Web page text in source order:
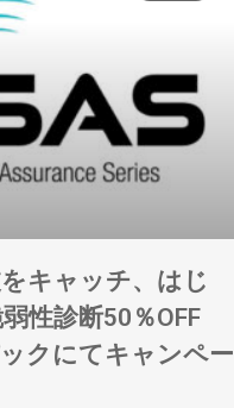
キャッチ、はじ
性診断50％OFF
クにてキャンペー